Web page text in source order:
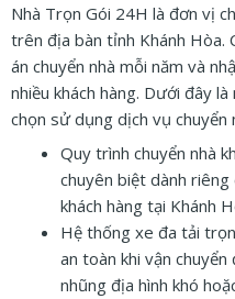
Nhà Trọn Gói 24H là đơn vị
trên địa bàn tỉnh Khánh Hòa.
án chuyển nhà mỗi năm và
nhiều khách hàng. Dưới đây
chọn sử dụng dịch vụ chuyển
Quy trình chuyển nhà
chuyên biệt dành riêng
khách hàng tại Khánh
Hệ thống xe đa tải
an toàn khi vận
nhũng địa hình khó